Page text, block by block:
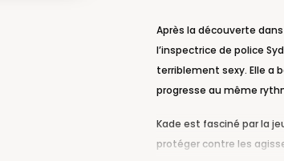
Après la découverte
l’inspectrice de police
terriblement sexy. Elle a
progresse au même
Kade est fasciné par la
protéger contre les